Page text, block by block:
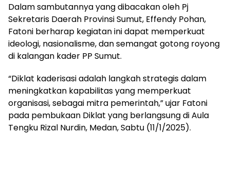
Dalam sambutannya yang dibacakan oleh Pj
Sekretaris Daerah Provinsi Sumut, Effendy Pohan,
Fatoni berharap kegiatan ini dapat memperkuat
ideologi, nasionalisme, dan semangat gotong royong
di kalangan kader PP Sumut.
“Diklat kaderisasi adalah langkah strategis dalam
meningkatkan kapabilitas yang memperkuat
organisasi, sebagai mitra pemerintah,” ujar Fatoni
pada pembukaan Diklat yang berlangsung di Aula
Tengku Rizal Nurdin, Medan, Sabtu (11/1/2025).